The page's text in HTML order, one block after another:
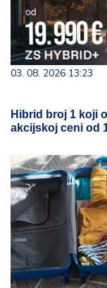
03. 08. 2026 13:23
Hibrid broj 1 koji
akcijskoj ceni od